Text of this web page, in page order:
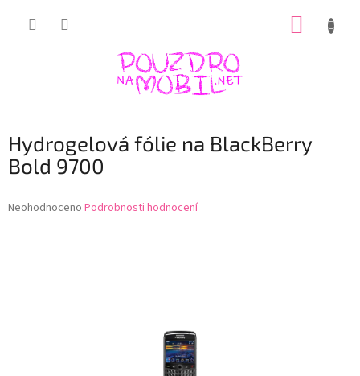
Hydrogelová fólie na BlackBerry
Bold 9700
Průměrné
Neohodnoceno Podrobnosti hodnocení